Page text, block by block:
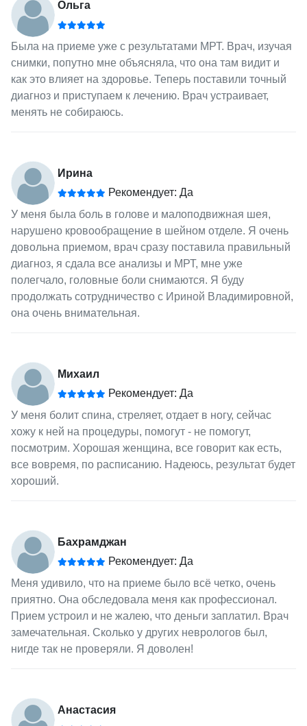
Ольга
Была на приеме уже с результатами МРТ. Врач, изучая
снимки, попутно мне объясняла, что она там видит и
как это влияет на здоровье. Теперь поставили точный
диагноз и приступаем к лечению. Врач устраивает,
менять не собираюсь.
Ирина
Рекомендует: Да
У меня была боль в голове и малоподвижная шея,
нарушено кровообращение в шейном отделе. Я очень
довольна приемом, врач сразу поставила правильный
диагноз, я сдала все анализы и МРТ, мне уже
полегчало, головные боли снимаются. Я буду
продолжать сотрудничество с Ириной Владимировной,
она очень внимательная.
Михаил
Рекомендует: Да
У меня болит спина, стреляет, отдает в ногу, сейчас
хожу к ней на процедуры, помогут - не помогут,
посмотрим. Хорошая женщина, все говорит как есть,
все вовремя, по расписанию. Надеюсь, результат будет
хороший.
Бахрамджан
Рекомендует: Да
Меня удивило, что на приеме было всё четко, очень
приятно. Она обследовала меня как профессионал.
Прием устроил и не жалею, что деньги заплатил. Врач
замечательная. Сколько у других неврологов был,
нигде так не проверяли. Я доволен!
Анастасия